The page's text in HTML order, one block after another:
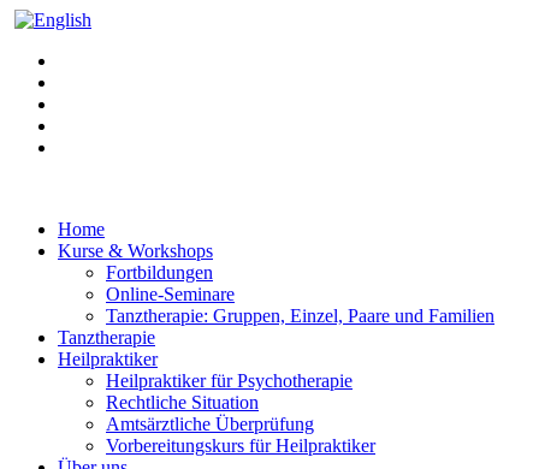
Home
Kurse & Workshops
Fortbildungen
Online-Seminare
Tanztherapie: Gruppen, Einzel, Paare und Familien
Tanztherapie
Heilpraktiker
Heilpraktiker für Psychotherapie
Rechtliche Situation
Amtsärztliche Überprüfung
Vorbereitungskurs für Heilpraktiker